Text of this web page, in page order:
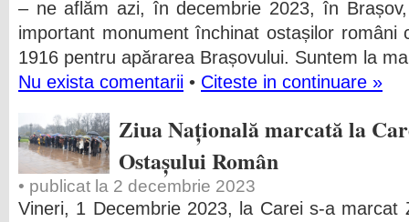
‒ ne aflăm azi, în decembrie 2023, în
important monument închinat ostașilor
1916 pentru apărarea Brașovului. Suntem la
Nu exista comentarii • Citeste in continuare »
Ziua Națională marcată la
Ostașului Român
• publicat la 2 decembrie 2023
Vineri, 1 Decembrie 2023, la Carei s-a marcat